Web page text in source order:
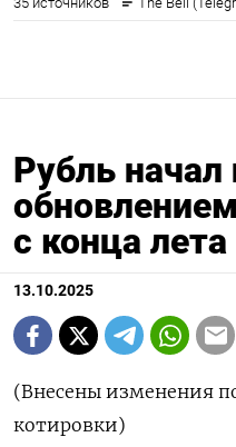
Рубль
с конца
13.10.2025
(Внесены изменения
котировки)